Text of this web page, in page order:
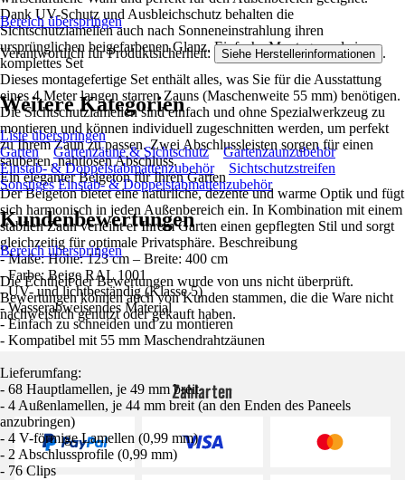
Dank UV-Schutz und Ausbleichschutz behalten die
Sichtschutzlamellen auch nach Sonneneinstrahlung ihren
ursprünglichen beigefarbenen Glanz. Einfache Montage und ein
komplettes Set
Dieses montagefertige Set enthält alles, was Sie für die Ausstattung
eines 4 Meter langen starren Zauns (Maschenweite 55 mm) benötigen.
Die Sichtschutzlamellen sind einfach und ohne Spezialwerkzeug zu
montieren und können individuell zugeschnitten werden, um perfekt
zu Ihrem Zaun zu passen. Zwei Abschlussleisten sorgen für einen
sauberen, nahtlosen Abschluss.
Ein eleganter Beigeton für Ihren Garten
Der Beigeton bietet eine natürliche, dezente und warme Optik und fügt
sich harmonisch in jeden Außenbereich ein. In Kombination mit einem
stabilen Zaun verleiht er Ihrem Garten einen gepflegten Stil und sorgt
gleichzeitig für optimale Privatsphäre. Beschreibung
- Maße: Höhe: 123 cm – Breite: 400 cm
- Farbe: Beige RAL 1001
- UV- und lichtbeständig (Klasse 5)
- Wasserabweisendes Material
- Einfach zu schneiden und zu montieren
- Kompatibel mit 55 mm Maschendrahtzäunen
Lieferumfang:
- 68 Hauptlamellen, je 49 mm breit
- 4 Außenlamellen, je 44 mm breit (an den Enden des Paneels
anzubringen)
- 4 V-förmige Lamellen (0,99 mm)
- 2 Abschlussprofile (0,99 mm)
- 76 Clips
Bereich überspringen
Verantwortlich für Produktsicherheit: Siehe Herstellerinformationen .
Weitere Kategorien
Liste überspringen
Garten
Gartenzäune & Sichtschutz
Gartenzaunzubehör
Einstab- & Doppelstabmattenzubehör
Sichtschutzstreifen
Sonstiges Einstab- & Doppelstabmattenzubehör
Kundenbewertungen
Bereich überspringen
Die Echtheit der Bewertungen wurde von uns nicht überprüft.
Bewertungen können auch von Kunden stammen, die die Ware nicht
nachweislich genutzt oder gekauft haben.
Zahlarten